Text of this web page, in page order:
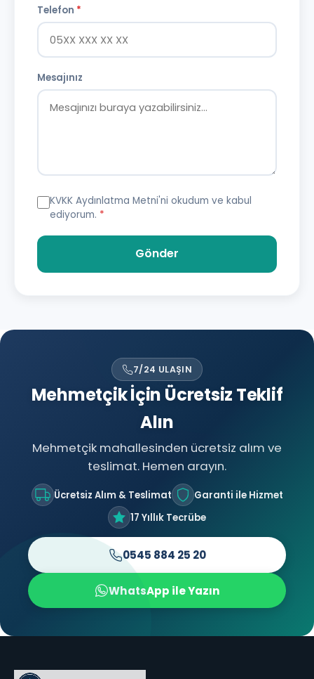
Telefon *
Mesajınız
KVKK Aydınlatma Metni'ni okudum ve kabul
ediyorum. *
Gönder
7/24 ULAŞIN
Mehmetçik İçin Ücretsiz Teklif
Alın
Mehmetçik mahallesinden ücretsiz alım ve
teslimat. Hemen arayın.
Ücretsiz Alım & Teslimat
Garanti ile Hizmet
17 Yıllık Tecrübe
0545 884 25 20
WhatsApp ile Yazın